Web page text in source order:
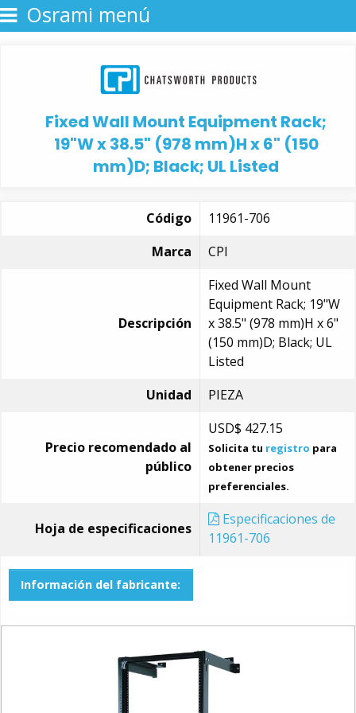
Osrami menú
Fixed Wall Mount Equipment Rack;
19"W x 38.5" (978 mm)H x 6" (150
mm)D; Black; UL Listed
Código
11961-706
Marca
CPI
Descripción
Fixed Wall Mount
Equipment Rack; 19"W
x 38.5" (978 mm)H x 6"
(150 mm)D; Black; UL
Listed
Unidad
PIEZA
Precio recomendado al
público
USD$ 427.15
Solicita tu registro para
obtener precios
preferenciales.
Hoja de especificaciones
Especificaciones de
11961-706
Información del fabricante: